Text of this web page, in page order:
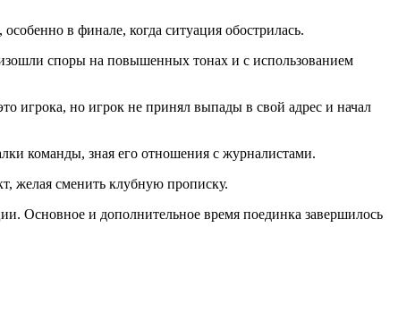
в финале, когда ситуация обострилась.
споры на повышенных тонах и с использованием
игрока, но игрок не принял выпады в свой адрес и начал
команды, зная его отношения с журналистами.
желая сменить клубную прописку.
Основное и дополнительное время поединка завершилось